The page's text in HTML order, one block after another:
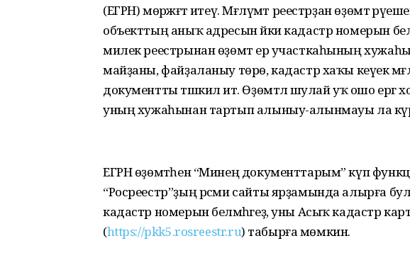
(ЕГРН) мөрәжәғәт итеү. Мәғлүмәт реестр­ҙан өҙөмтә
объекттың аныҡ адресын йәки кадастр номерын
милек реестрынан өҙөмтә ер участка­һының хужаһы,
майҙаны, файҙаланыу төрө, кадастр хаҡы кеүек
документты тәшкил итә. Өҙөмтәлә шулай уҡ ошо ергә
уның хужаһынан тартып алыныу-алынмауы ла
ЕГРН өҙөмтәһен “Минең документтарым” күп
“Росреестр”ҙың рәсми сайты ярҙамында алырға
кадастр номерын белмәһәгеҙ, уны Асыҡ кадастр
(https://pkk5.rosreestr.ru) табырға мөмкин.